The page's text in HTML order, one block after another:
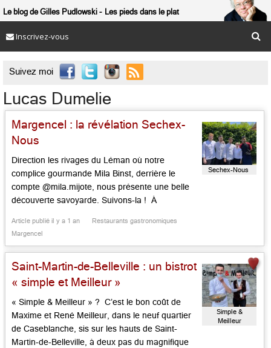
Le blog de Gilles Pudlowski Les pieds dans le plat
Inscrivez-vous
Suivez moi 
Lucas Dumelie
Margencel : la révélation Sechex-
Nous
Direction les rivages du Léman où notre
complice gourmande Mila Binst, derrière le
compte @mila.mijote, nous présente une belle
découverte savoyarde. Suivons-la ! À
Léman, côté Savoie, se cache une maison
discrète, où l’on entre comme on franchit le seuil
d’un refuge familier : « Sechex-Nous ». Ici, tout
[…]...
Article publié il y a 1 an
Restaurants gastronomiques
Margencel
Sechex-Nous
Saint-Martin-de-Belleville : un bistrot
« simple et Meilleur »
« Simple & Meilleur » ? C’est le bon coût de
Maxime et René Meilleur, dans le neuf quartier
de Caseblanche, sis sur les hauts de Saint-
Martin-de-Belleville, à deux pas du magnifique
Simple &
Meilleur